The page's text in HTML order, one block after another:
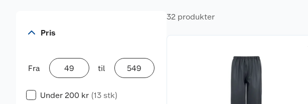
Pris
Fra til
Under 200 kr (13 stk)
32 produkter